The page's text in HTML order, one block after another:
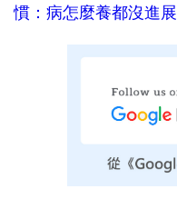
慣：病怎麼養都沒進展